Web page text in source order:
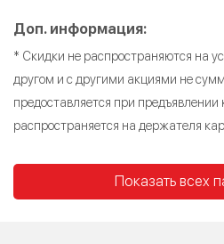
Доп. информация:
* Скидки не распространяются на
другом и с другими акциями не
предоставляется при
распространяется на держателя
Показать всех